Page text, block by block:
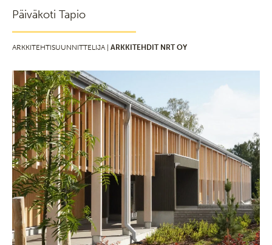
Päiväkoti Tapio
ARKKITEHTISUUNNITTELIJA | ARKKITEHDIT NRT OY